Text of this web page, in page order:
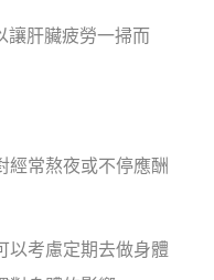
讓肝臟疲勞一掃而
經常熬夜或不停應酬
以考慮定期去做身體